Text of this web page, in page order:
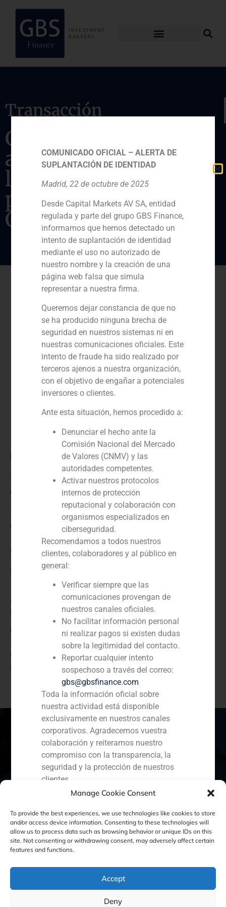
Manage Cookie Consent
To provide the best experiences, we use technologies like cookies to store
and/or access device information. Consenting to these technologies will
allow us to process data such as browsing behavior or unique IDs on this
site. Not consenting or withdrawing consent, may adversely affect certain
features and functions.
Accept
Deny
Transacción
GBS Finance asesora
al Grupo Facundo en
la venta de una
participación a Artá
Capital
Rol:
Financial advisor to the seller
Año:
2022
Cliente:
Grupo Facundo
Servicio / Sector
Agroindustria, alimentación y bebidas,Corporate
Finance
Descripción
GBS Finance asesora al Grupo Facundo en la venta de
una participación a Artá Capital.
España Portugal Colombia
Ecuador
Política de Cookies Política de Privacidad
Aviso Legal
GBS Finance ©2023
COMUNICADO OFICIAL – ALERTA DE
SUPLANTACIÓN DE IDENTIDAD
Madrid, 22 de octubre de 2025
Desde Capital Markets AV SA, entidad
regulada y parte del grupo GBS Finance,
informamos que hemos detectado un
intento de suplantación de identidad
mediante el uso no autorizado de
nuestro nombre y la creación de una
página web falsa que simula
representar a nuestra firma.
Queremos dejar constancia de que no
se ha producido ninguna brecha de
seguridad en nuestros sistemas ni en
nuestras comunicaciones oficiales. Este
intento de fraude ha sido realizado por
terceros ajenos a nuestra organización,
con el objetivo de engañar a potenciales
inversores o clientes.
Ante esta situación, hemos procedido a:
Denunciar el hecho ante la
Comisión Nacional del Mercado
de Valores (CNMV) y las
autoridades competentes.
Activar nuestros protocolos
internos de protección
reputacional y colaboración con
organismos especializados en
ciberseguridad.
Recomendamos a todos nuestros
clientes, colaboradores y al público en
general:
Verificar siempre que las
comunicaciones provengan de
nuestros canales oficiales.
No facilitar información personal
ni realizar pagos si existen dudas
sobre la legitimidad del contacto.
Reportar cualquier intento
sospechoso a través del correo:
gbs@gbsfinance.com
Toda la información oficial sobre
nuestra actividad está disponible
exclusivamente en nuestros canales
corporativos. Agradecemos vuestra
colaboración y reiteramos nuestro
compromiso con la transparencia, la
seguridad y la protección de nuestros
clientes.
Capital Markets AV SA
GBS Finance